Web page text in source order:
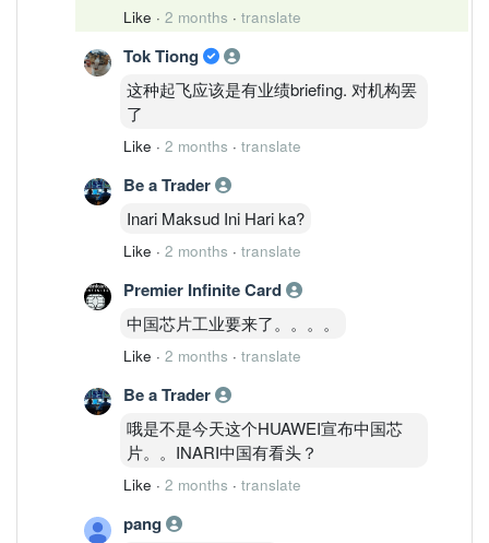
Like · 2 months · translate
Tok Tiong
这种起飞应该是有业绩briefing. 对机构罢
了
Like · 2 months · translate
Be a Trader
Inari Maksud Ini Hari ka?
Like · 2 months · translate
Premier Infinite Card
中国芯片工业要来了。。。。
Like · 2 months · translate
Be a Trader
哦是不是今天这个HUAWEI宣布中国芯
片。。INARI中国有看头？
Like · 2 months · translate
pang